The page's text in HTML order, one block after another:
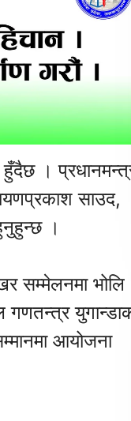
।
साउद,
।
सम्मेलनमा भोलि
गणतन्त्र
आयोजना